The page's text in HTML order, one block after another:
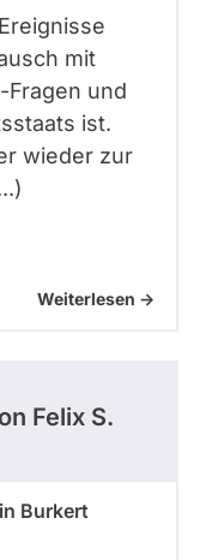
mit
und
ist.
wieder zur
Weiterlesen ->
Felix S.
Burkert